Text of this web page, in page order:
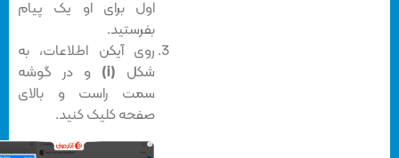
اول برای او یک پیام
بفرستید.
روی آیکن اطلاعات، به
شکل(i) و در گوشه
سمت راست و بالای
صفحه کلیک کنید.